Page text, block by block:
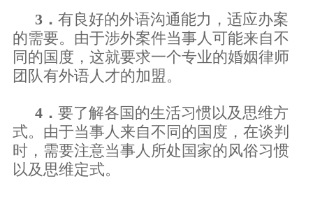
3．有良好的外语沟通能力，适应办案
的需要。由于涉外案件当事人可能来自不
同的国度，这就要求一个专业的婚姻律师
团队有外语人才的加盟。
4．要了解各国的生活习惯以及思维方
式。由于当事人来自不同的国度，在谈判
时，需要注意当事人所处国家的风俗习惯
以及思维定式。